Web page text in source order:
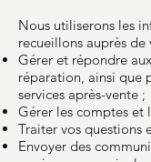
Nous utiliserons les
recueillons auprès de
Gérer et répondre
réparation, ainsi que
services après-vente ;
Gérer les comptes et
Traiter vos questions
Envoyer des